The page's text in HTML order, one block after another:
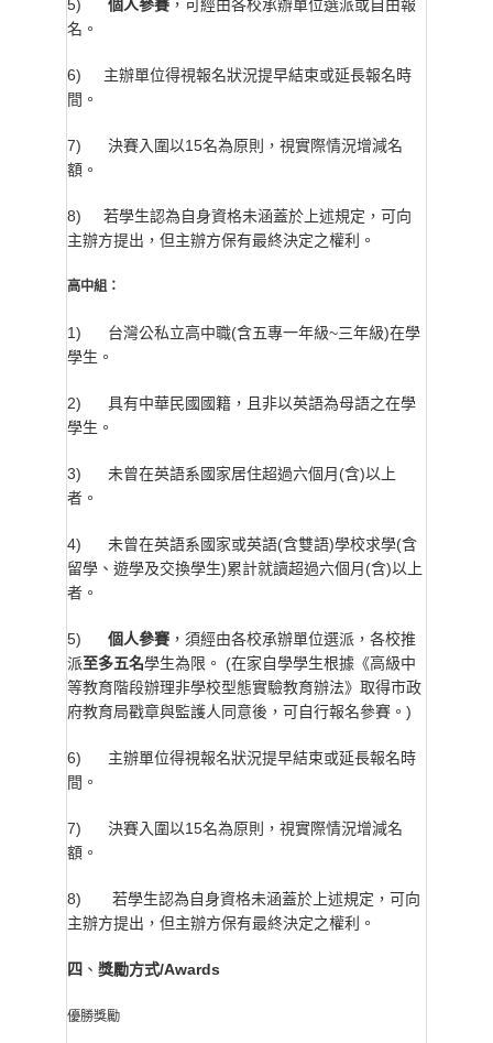
5) 個人參賽 ，可經由各校承辦單位選派或自由報
名。
6) 主辦單位得視報名狀況提早結束或延長報名時
間。
7) 決賽入圍以15名為原則，視實際情況增減名
額。
8) 若學生認為自身資格未涵蓋於上述規定，可向
主辦方提出，但主辦方保有最終決定之權利。
高中組：
1) 台灣公私立高中職(含五專一年級~三年級)在學
學生。
2) 具有中華民國國籍，且非以英語為母語之在學
學生。
3) 未曾在英語系國家居住超過六個月(含)以上
者。
4) 未曾在英語系國家或英語(含雙語)學校求學(含
留學、遊學及交換學生)累計就讀超過六個月(含)以上
者。
5) 個人參賽 ，須經由各校承辦單位選派，各校推
派至多五名學生為限。 (在家自學學生根據《高級中
等教育階段辦理非學校型態實驗教育辦法》取得市政
府教育局戳章與監護人同意後，可自行報名參賽。)
6) 主辦單位得視報名狀況提早結束或延長報名時
間。
7) 決賽入圍以15名為原則，視實際情況增減名
額。
8) 若學生認為自身資格未涵蓋於上述規定，可向
主辦方提出，但主辦方保有最終決定之權利。
四 、 獎勵方式/Awards
優勝獎勵